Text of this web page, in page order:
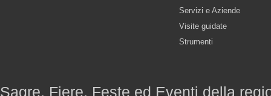
Servizi e Aziende
Visite guidate
Strumenti
Sagre, Fiere, Feste ed Eventi della